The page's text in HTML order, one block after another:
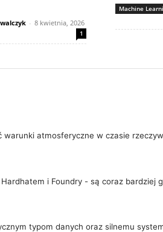
- 8 kwietnia, 2026
1
Machine
atmosferyczne w czasie
i Foundry - są coraz bardziej
typom danych oraz silnemu